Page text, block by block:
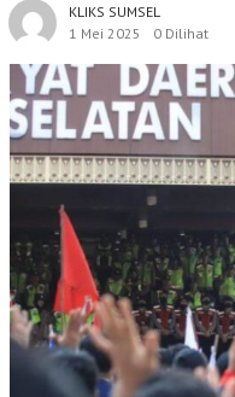
KLIKS SUMSEL
1 Mei 2025
0 Dilihat